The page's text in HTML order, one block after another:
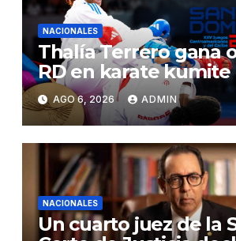
NACIONALES
Thalía Terrero gana
RD en karate kumite
en Santo Domingo
AGO 6, 2026 ADMIN
NACIONALES
Un cuarto juez de la